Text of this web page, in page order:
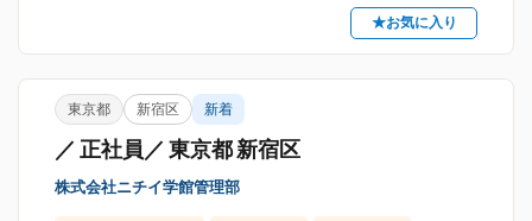
★お気に入り
東京都 新宿区 新着
／ 正社員／ 東京都 新宿区
株式会社ニチイ学館管理部